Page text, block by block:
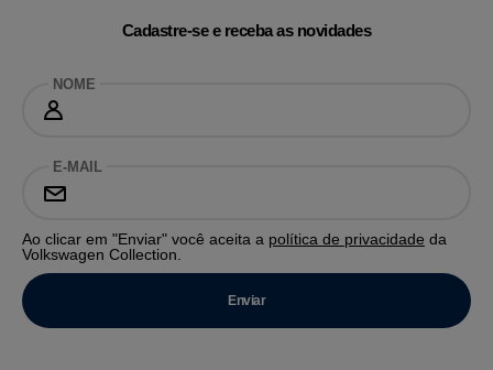
Cadastre-se e receba as novidades
NOME
E-MAIL
Ao clicar em "Enviar" você aceita a política de privacidade da
Volkswagen Collection.